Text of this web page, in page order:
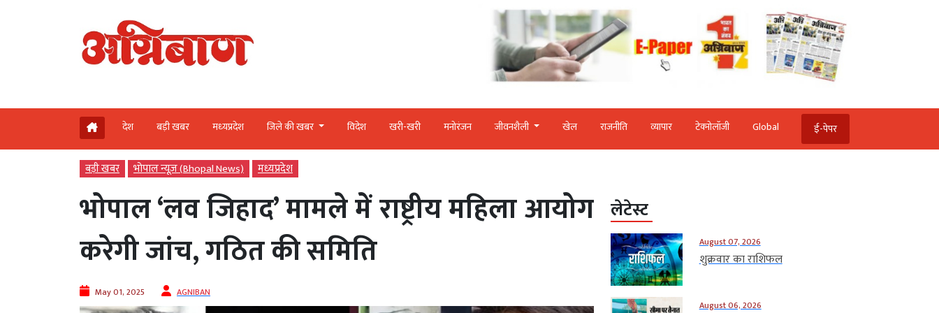
देश बड़ी खबर मध्‍यप्रदेश जिले की खबर विदेश खरी-खरी मनोरंजन जीवनशैली खेल राजनीति व्‍यापार टेक्‍नोलॉजी Global ई-पेपर
बड़ी खबर भोपाल न्यूज़ (Bhopal News) मध्‍यप्रदेश
भोपाल ‘लव जिहाद’ मामले में राष्ट्रीय महिला आयोग
करेगी जांच, गठित की समिति
May 01, 2025 AGNIBAN
लेटेस्ट
August 07, 2026
शुक्रवार का राशिफल
August 06, 2026